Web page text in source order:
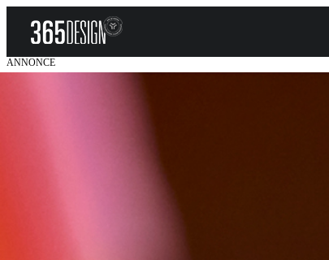
ANNONCE